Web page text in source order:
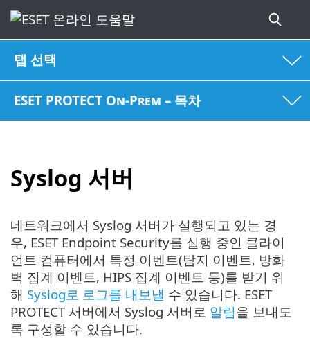
탭 선택
ESET PROTECT On-Prem – 목차
Syslog 서버
네트워크에서 Syslog 서버가 실행되고 있는 경
우, ESET Endpoint Security를 실행 중인 클라이
언트 컴퓨터에서 특정 이벤트(탐지 이벤트, 방화
벽 집계 이벤트, HIPS 집계 이벤트 등)를 받기 위
해 Syslog로 로그를 내보낼 수 있습니다. ESET
PROTECT 서버에서 Syslog 서버로 알림을 보내도
록 구성할 수 있습니다.